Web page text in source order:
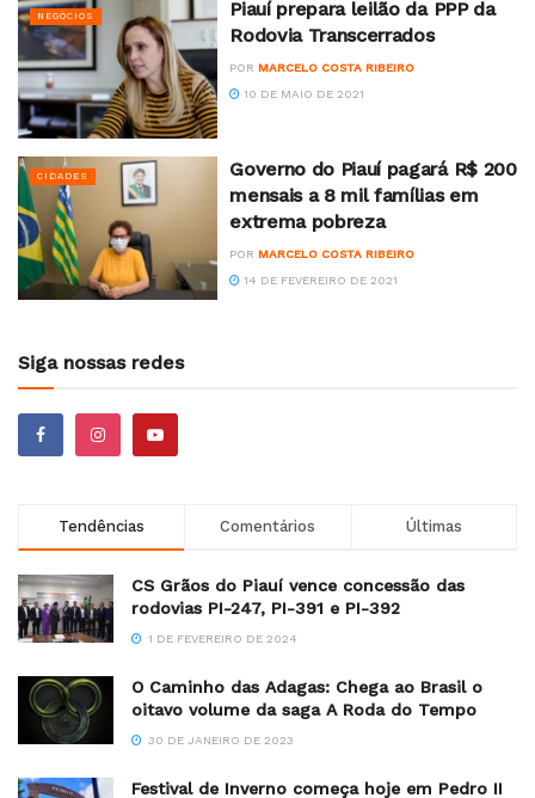
NEGÓCIOS
Piauí prepara leilão da PPP da
Rodovia Transcerrados
POR MARCELO COSTA RIBEIRO
10 DE MAIO DE 2021
CIDADES
Governo do Piauí pagará R$ 200
mensais a 8 mil famílias em
extrema pobreza
POR MARCELO COSTA RIBEIRO
14 DE FEVEREIRO DE 2021
Siga nossas redes
Tendências Comentários Últimas
CS Grãos do Piauí vence concessão das
rodovias PI-247, PI-391 e PI-392
1 DE FEVEREIRO DE 2024
O Caminho das Adagas: Chega ao Brasil o
oitavo volume da saga A Roda do Tempo
30 DE JANEIRO DE 2023
Festival de Inverno começa hoje em Pedro II